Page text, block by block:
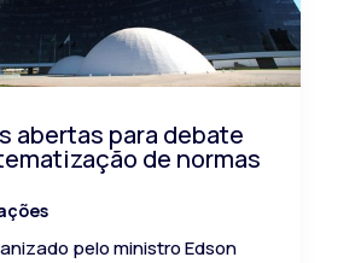
abertas para debate
de normas
pelo ministro Edson